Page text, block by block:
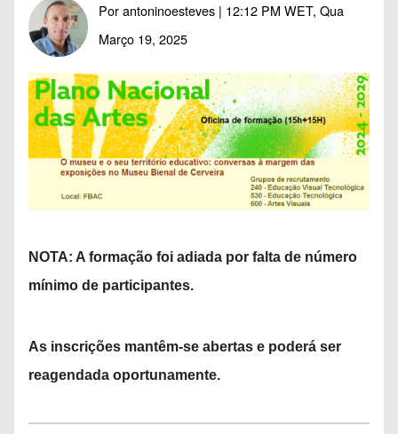
Porantoninoesteves | 12:12 PM WET, Qua
Março 19, 2025
NOTA: A formação foi adiada por falta de número
mínimo de participantes.
As inscrições mantêm-se abertas e poderá ser
reagendada oportunamente.